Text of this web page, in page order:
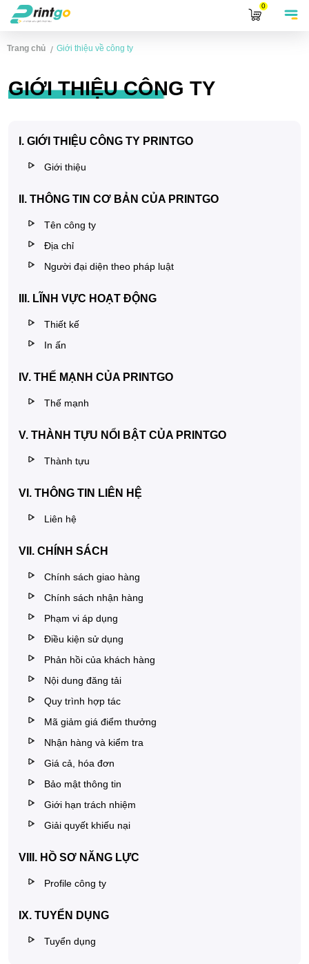
0
Trang chủ / Giới thiệu về công ty
GIỚI THIỆU CÔNG TY
I. GIỚI THIỆU CÔNG TY PRINTGO
Giới thiệu
II. THÔNG TIN CƠ BẢN CỦA PRINTGO
Tên công ty
Địa chỉ
Người đại diện theo pháp luật
III. LĨNH VỰC HOẠT ĐỘNG
Thiết kế
In ấn
IV. THẾ MẠNH CỦA PRINTGO
Thế mạnh
V. THÀNH TỰU NỔI BẬT CỦA PRINTGO
Thành tựu
VI. THÔNG TIN LIÊN HỆ
Liên hệ
VII. CHÍNH SÁCH
Chính sách giao hàng
Chính sách nhận hàng
Phạm vi áp dụng
Điều kiện sử dụng
Phản hồi của khách hàng
Nội dung đăng tải
Quy trình hợp tác
Mã giảm giá điểm thưởng
Nhận hàng và kiểm tra
Giá cả, hóa đơn
Bảo mật thông tin
Giới hạn trách nhiệm
Giải quyết khiếu nại
VIII. HỒ SƠ NĂNG LỰC
Profile công ty
IX. TUYỂN DỤNG
Tuyển dụng